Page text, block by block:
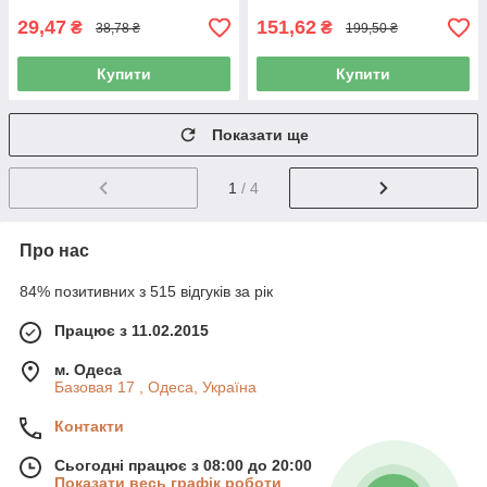
29,47 ₴ 38,78 ₴
Купити
151,62 ₴ 199,50 ₴
Купити
Показати ще
1 / 4
Про нас
84% позитивних з 515 відгуків за рік
Працює з 11.02.2015
м. Одеса
Базовая 17 , Одеса, Україна
Контакти
Сьогодні працює з 08:00 до 20:00
Показати весь графік роботи